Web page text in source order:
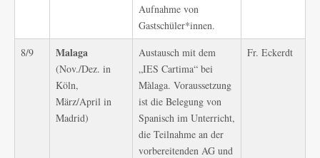
Aufnahme von
Gastschüler*innen.
8/9 Malaga
(Nov./Dez. in
Köln,
März/April in
Madrid)
Austausch mit dem
„IES Cartima“ bei
Màlaga. Voraussetzung
ist die Belegung von
Spanisch im Unterricht,
die Teilnahme an der
vorbereitenden AG und
Fr. Eckerdt